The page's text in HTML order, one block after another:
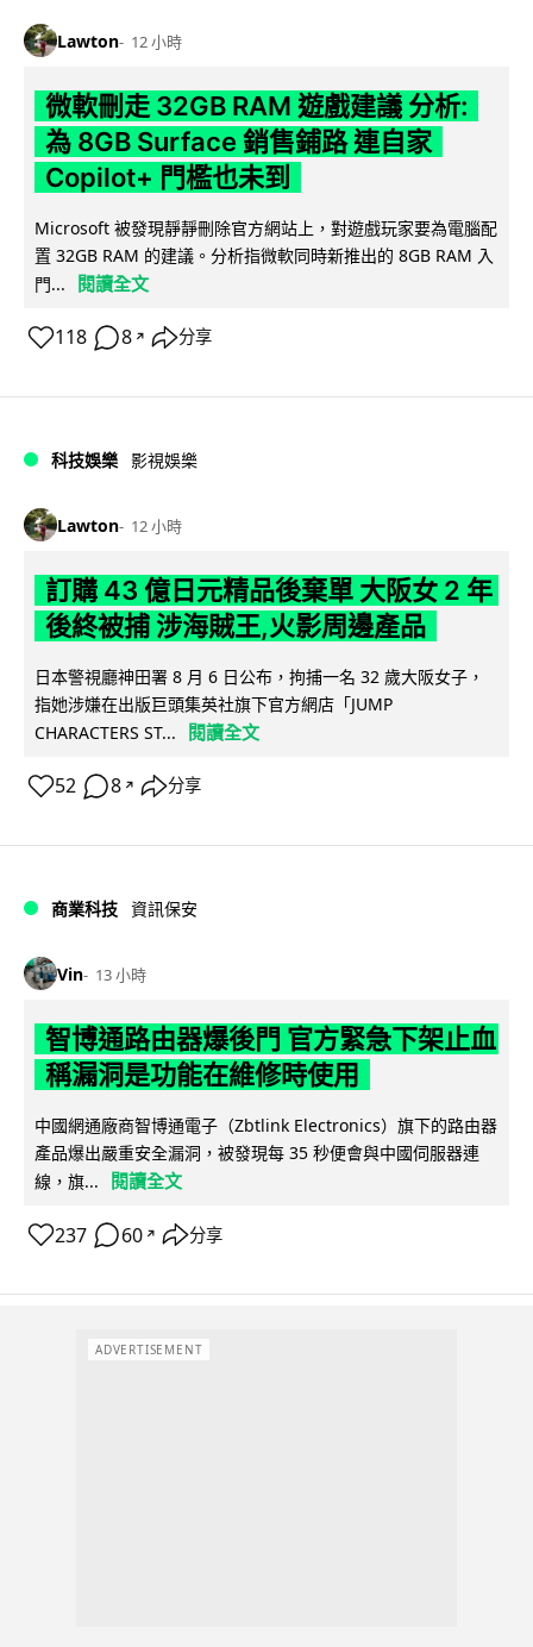
Lawton 12 小時
微軟刪走 32GB RAM 遊戲建議 分析:
為 8GB Surface 銷售鋪路 連自家
Copilot+ 門檻也未到
Microsoft 被發現靜靜刪除官方網站上，對遊戲玩家要為電腦配
置 32GB RAM 的建議。分析指微軟同時新推出的 8GB RAM 入
門...
閱讀全文
118 8 ↗ 分享
科技娛樂 影視娛樂
Lawton 12 小時
訂購 43 億日元精品後棄單 大阪女 2 年
後終被捕 涉海賊王,火影周邊產品
日本警視廳神田署 8 月 6 日公布，拘捕一名 32 歲大阪女子，
指她涉嫌在出版巨頭集英社旗下官方網店「JUMP
CHARACTERS ST...
閱讀全文
52 8 ↗ 分享
商業科技 資訊保安
Vin 13 小時
智博通路由器爆後門 官方緊急下架止血
稱漏洞是功能在維修時使用
中國網通廠商智博通電子（Zbtlink Electronics）旗下的路由器
產品爆出嚴重安全漏洞，被發現每 35 秒便會與中國伺服器連
線，旗...
閱讀全文
237 60 ↗ 分享
ADVERTISEMENT